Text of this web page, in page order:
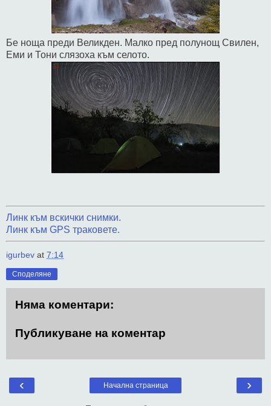
Бе ноща преди Великден. Малко пред полунощ Свилен,
Еми и Тони слязоха към селото.
Линк към вскички снимки.
Линк към GPS траковете.
igurbev at 7:14
Споделяне
Няма коментари:
Публикуване на коментар
‹ ›
Начална страница